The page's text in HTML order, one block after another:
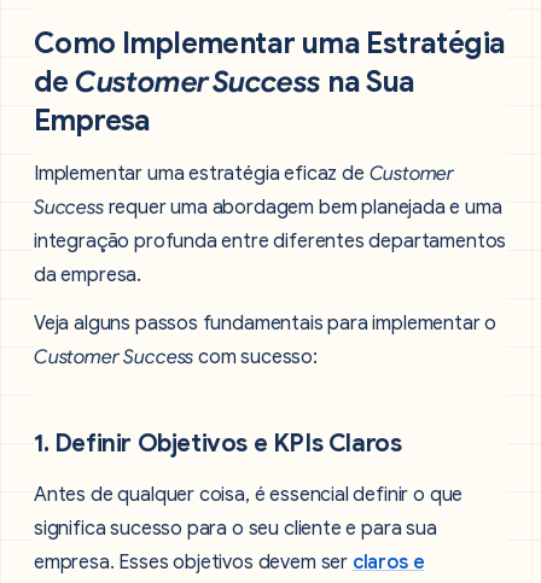
Como Implementar uma Estratégia
de Customer Success na Sua
Empresa
Implementar uma estratégia eficaz de Customer
Successrequer uma abordagem bem planejada e uma
integração profunda entre diferentes departamentos
da empresa.
Veja alguns passos fundamentais para implementar o
Customer Success com sucesso:
1. Definir Objetivos e KPIs Claros
Antes de qualquer coisa, é essencial definir o que
significa sucesso para o seu cliente e para sua
empresa. Esses objetivos devem ser claros e